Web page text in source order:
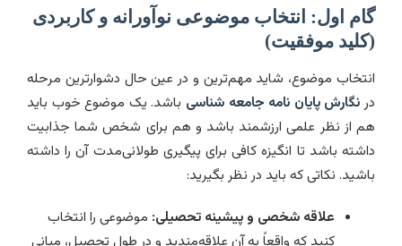
گام اول: انتخاب موضوعی نوآورانه و کاربردی
(کلید موفقیت)
انتخاب موضوع، شاید مهم‌ترین و در عین حال دشوارترین مرحله
درنگارش پایان نامه جامعه شناسی باشد. یک موضوع خوب باید
هم از نظر علمی ارزشمند باشد و هم برای شخص شما جذابیت
داشته باشد تا انگیزه کافی برای پیگیری طولانی‌مدت آن را داشته
باشید. نکاتی که باید در نظر بگیرید:
علاقه شخصی و پیشینه تحصیلی: موضوعی را انتخاب
کنید که واقعاً به آن علاقه‌مندید و در طول تحصیل، مبانی